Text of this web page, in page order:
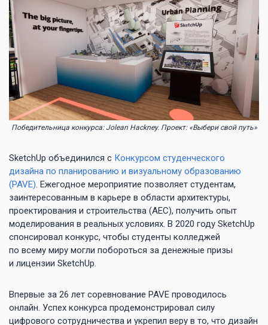
Победительница конкурса: Jolean Hackney. Проект: «Выбери свой путь»
SketchUp объединился с Конкурсом студенческого
дизайна по планированию и визуальному образованию
(PAVE). Ежегодное мероприятие позволяет студентам,
заинтересованным в карьере в области архитектуры,
проектирования и строительства (AEC), получить опыт
моделирования в реальных условиях. В 2020 году SketchUp
спонсировал конкурс, чтобы студенты колледжей
по всему миру могли побороться за денежные призы
и лицензии SketchUp.
Впервые за 26 лет соревнование PAVE проводилось
онлайн. Успех конкурса продемонстрировал силу
цифрового сотрудничества и укрепил веру в то, что дизайн